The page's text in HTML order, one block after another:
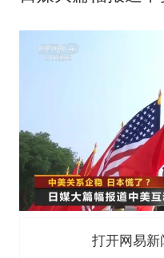
打开网易